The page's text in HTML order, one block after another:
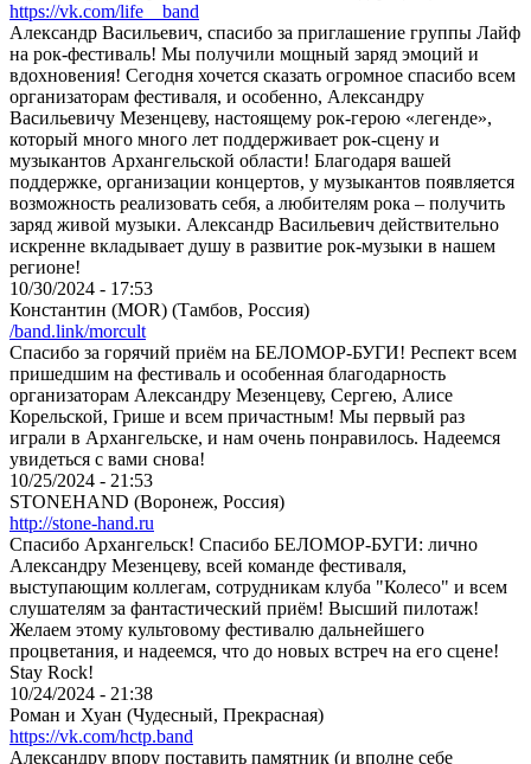
https://vk.com/life__band
Александр Васильевич, спасибо за приглашение группы Лайф
на рок-фестиваль! Мы получили мощный заряд эмоций и
вдохновения! Сегодня хочется сказать огромное спасибо всем
организаторам фестиваля, и особенно, Александру
Васильевичу Мезенцеву, настоящему рок-герою «легенде»,
который много много лет поддерживает рок-сцену и
музыкантов Архангельской области! Благодаря вашей
поддержке, организации концертов, у музыкантов появляется
возможность реализовать себя, а любителям рока – получить
заряд живой музыки. Александр Васильевич действительно
искренне вкладывает душу в развитие рок-музыки в нашем
регионе!
10/30/2024 - 17:53
Константин (MOR) (Тамбов, Россия)
/band.link/morcult
Спасибо за горячий приём на БЕЛОМОР-БУГИ! Респект всем
пришедшим на фестиваль и особенная благодарность
организаторам Александру Мезенцеву, Сергею, Алисе
Корельской, Грише и всем причастным! Мы первый раз
играли в Архангельске, и нам очень понравилось. Надеемся
увидеться с вами снова!
10/25/2024 - 21:53
STONEHAND (Воронеж, Россия)
http://stone-hand.ru
Спасибо Архангельск! Спасибо БЕЛОМОР-БУГИ: лично
Александру Мезенцеву, всей команде фестиваля,
выступающим коллегам, сотрудникам клуба "Колесо" и всем
слушателям за фантастический приём! Высший пилотаж!
Желаем этому культовому фестивалю дальнейшего
процветания, и надеемся, что до новых встреч на его сцене!
Stay Rock!
10/24/2024 - 21:38
Роман и Хуан (Чудесный, Прекрасная)
https://vk.com/hctp.band
Александру впору поставить памятник (и вполне себе